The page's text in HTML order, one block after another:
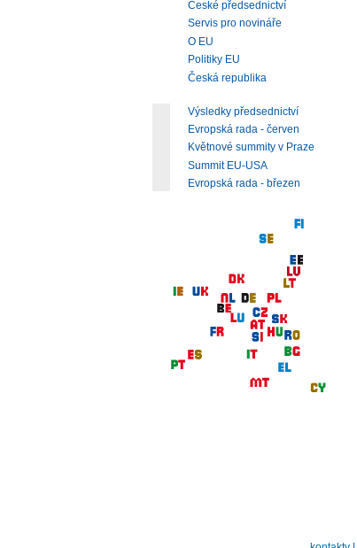
České předsednictví
Servis pro novináře
O EU
Politiky EU
Česká republika
Výsledky předsednictví
Evropská rada - červen
Květnové summity v Praze
Summit EU-USA
Evropská rada - březen